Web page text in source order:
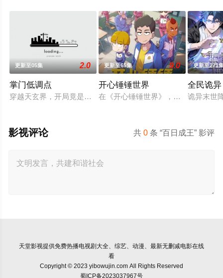
更新至05集 2.0
掌门低调点
穿越天玄界，开局竟是辣鸡门派掌门人！都市氪金人重生游戏
更新至65集 9.0
开心锤锤世界
在《开心锤锤世界》，生活着乐观善
更新至271
全民诡
诡异末世
共0 条 “百日成王” 影评
影视评论
天堂影视提供免费热播电视剧大全、综艺、动漫、最新无删减电影在线
看
Copyright © 2023 yibowujin.com All Rights Reserved
蜀ICP备2023037967号